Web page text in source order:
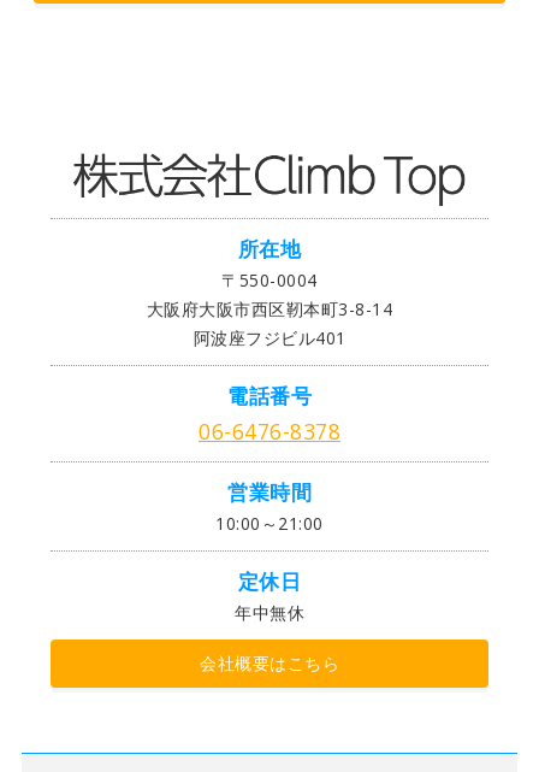
所在地
〒550-0004
大阪府大阪市西区靭本町3-8-14
阿波座フジビル401
電話番号
06-6476-8378
営業時間
10:00～21:00
定休日
年中無休
会社概要はこちら